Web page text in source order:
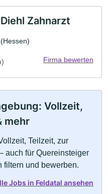
Zahnarzt
Firma bewerten
Vollzeit,
mehr
Teilzeit, zur
auch für Quereinsteiger
filtern und bewerben.
Jobs in Feldatal ansehen